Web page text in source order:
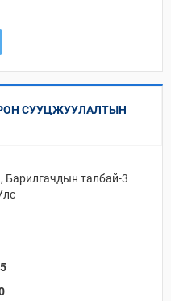
СУУЦЖУУЛАЛТЫН
Барилгачдын талбай-3